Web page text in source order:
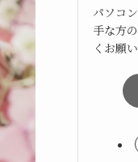
パソコ
手な方
くお願